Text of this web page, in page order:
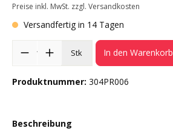
Preise inkl. MwSt. zzgl. Versandkosten
Versandfertig in 14 Tagen
Stk In den Warenkorb
Produktnummer: 304PR006
Beschreibung